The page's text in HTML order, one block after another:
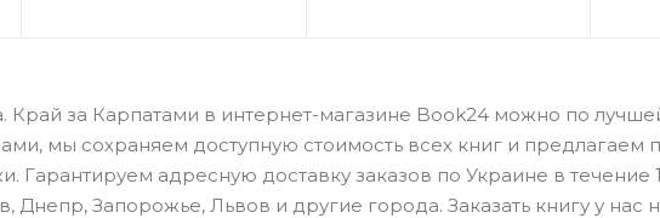
Край за Карпатами в интернет-магазине Book24 можно по
мы сохраняем доступную стоимость всех книг и предлагаем
Гарантируем адресную доставку заказов по Украине в течение
Днепр, Запорожье, Львов и другие города. Заказать книгу у нас